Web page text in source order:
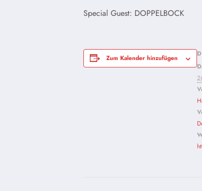
Special Guest: DOPPELBOCK
Zum Kalender hinzufügen